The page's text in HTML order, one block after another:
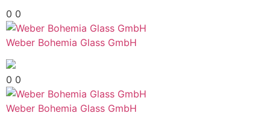
0 0
Weber Bohemia Glass GmbH
0 0
Weber Bohemia Glass GmbH